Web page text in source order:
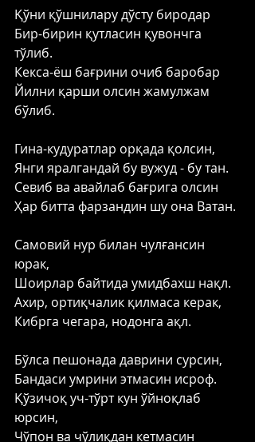
Қўни қўшнилару дўсту биродар
Бир-бирин қутласин қувончга
тўлиб.
Кекса-ёш бағрини очиб баробар
Йилни қарши олсин жамулжам
бўлиб.
Гина-кудуратлар орқада қолсин,
Янги яралгандай бу вужуд - бу тан.
Севиб ва авайлаб бағрига олсин
Ҳар битта фарзандин шу она Ватан.
Самовий нур билан чулғансин
юрак,
Шоирлар байтида умидбахш нақл.
Ахир, ортиқчалик қилмаса керак,
Кибрга чегара, нодонга ақл.
Бўлса пешонада даврини сурсин,
Бандаси умрини этмасин исроф.
Қўзичоқ уч-тўрт кун ўйноқлаб
юрсин,
Чўпон ва чўлиқдан кетмасин